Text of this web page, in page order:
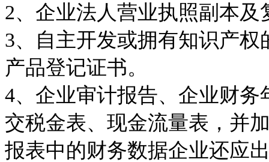
2、企业法人营业执照副本及
3、自主开发或拥有知识产
产品登记证书。
4、企业审计报告、企业财
交税金表、现金流量表，并
报表中的财务数据企业还应